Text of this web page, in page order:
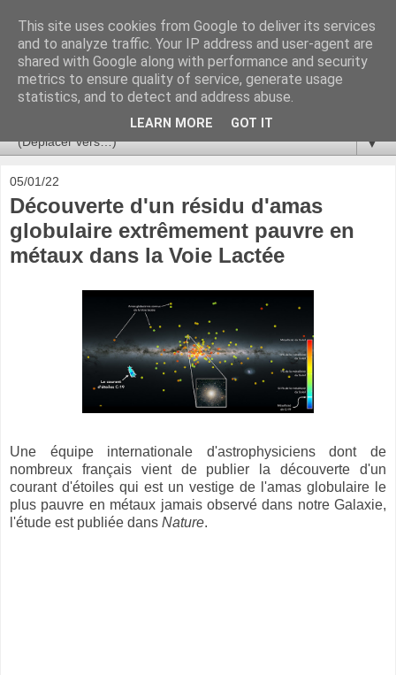
Ça se passe là haut
Astronomie, Astrophysique, Astroparticules, Cosmologie.
L'infini se contemple, indéfiniment. ISSN 2272-5768
▼
05/01/22
Découverte d'un résidu d'amas
globulaire extrêmement pauvre en
métaux dans la Voie Lactée
Une équipe internationale d'astrophysiciens dont de
nombreux français vient de publier la découverte d'un
courant d'étoiles qui est un vestige de l'amas globulaire le
plus pauvre en métaux jamais observé dans notre Galaxie,
l'étude est publiée dans Nature.
This site uses cookies from Google to deliver its services
and to analyze traffic. Your IP address and user-agent are
shared with Google along with performance and security
metrics to ensure quality of service, generate usage
statistics, and to detect and address abuse.
LEARN MORE GOT IT